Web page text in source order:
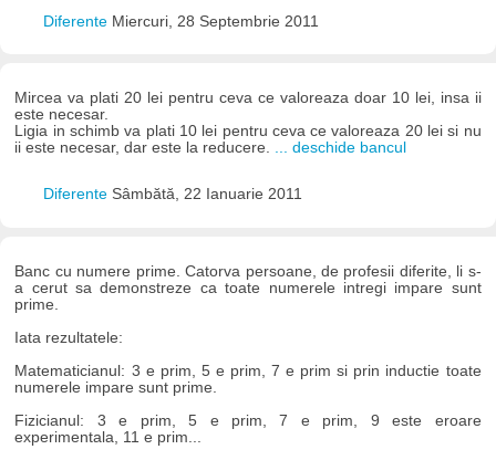
Diferente Miercuri, 28 Septembrie 2011
Mircea va plati 20 lei pentru ceva ce valoreaza doar 10 lei, insa ii
este necesar.
Ligia in schimb va plati 10 lei pentru ceva ce valoreaza 20 lei si nu
ii este necesar, dar este la reducere. ... deschide bancul
Diferente Sâmbătă, 22 Ianuarie 2011
Banc cu numere prime. Catorva persoane, de profesii diferite, li s-
a cerut sa demonstreze ca toate numerele intregi impare sunt
prime.
Iata rezultatele:
Matematicianul: 3 e prim, 5 e prim, 7 e prim si prin inductie toate
numerele impare sunt prime.
Fizicianul: 3 e prim, 5 e prim, 7 e prim, 9 este eroare
experimentala, 11 e prim...